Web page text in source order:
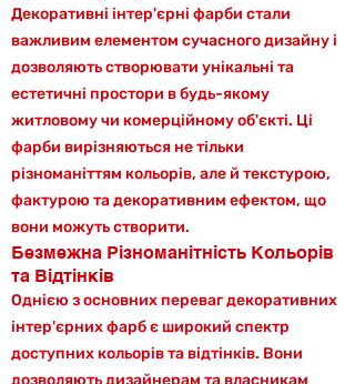
Декоративні інтер'єрні фарби стали
важливим елементом сучасного дизайну і
дозволяють створювати унікальні та
естетичні простори в будь-якому
житловому чи комерційному об'єкті. Ці
фарби вирізняються не тільки
різноманіттям кольорів, але й текстурою,
фактурою та декоративним ефектом, що
вони можуть створити.
Безмежна Різноманітність Кольорів
та Відтінків
Однією з основних переваг декоративних
інтер'єрних фарб є широкий спектр
доступних кольорів та відтінків. Вони
дозволяють дизайнерам та власникам